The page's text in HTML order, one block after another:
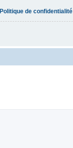
Politique de confidentialité